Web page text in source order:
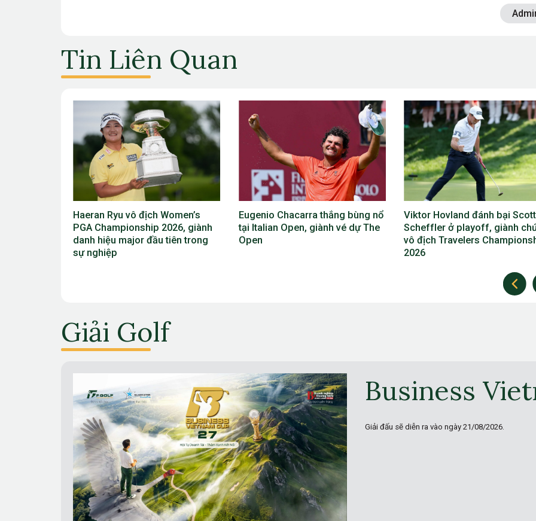
Tin Liên Quan
Eugenio Chacarra thắng bùng nổ
tại Italian Open, giành vé dự The
Open
Viktor Hovland đánh bại Scottie
Scheffler ở playoff, giành chức
vô địch Travelers Championship
Phil Mickelson lỡ The Open
2026, lần đầu vắng mặt ở cả 4
giải major trong năm
Giải Golf
Business
Giải đấu sẽ diễn ra vào ngày 21/08/2026.